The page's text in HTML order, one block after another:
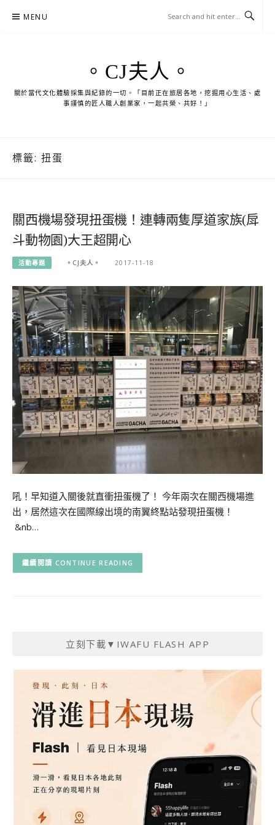
MENU
。CJ夫人。
關於當代文化體驗採集與紀錄的一切。「目前正在旅居各地，挖掘用心生活、處
事謹慎的匠人職人創業家，一起共榮、共好！」
標籤: 扭蛋
關西機場發現扭蛋機！連轉兩隻厚道家族(戽
斗動物園)大王超開心
活動專題 。CJ夫人。 2017-11-18
吼！早知道入關後就直衝扭蛋機了！ 今年兩次在關西機場進
出，居然這次在國際線出境的南翼終點站發現扭蛋機！
&nb…
CONTINUE READING
立刻下載▼IWAFU FLASH APP